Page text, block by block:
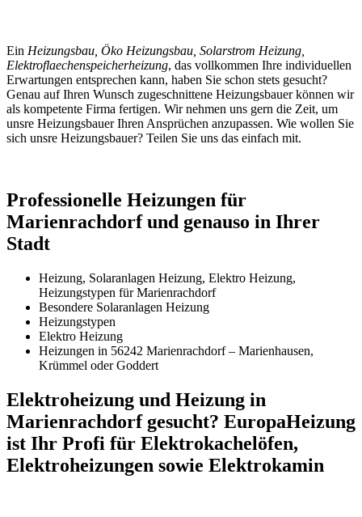
Ein Heizungsbau, Öko Heizungsbau, Solarstrom Heizung,
Elektroflaechenspeicherheizung, das vollkommen Ihre individuellen
Erwartungen entsprechen kann, haben Sie schon stets gesucht?
Genau auf Ihren Wunsch zugeschnittene Heizungsbauer können wir
als kompetente Firma fertigen. Wir nehmen uns gern die Zeit, um
unsre Heizungsbauer Ihren Ansprüchen anzupassen. Wie wollen Sie
sich unsre Heizungsbauer? Teilen Sie uns das einfach mit.
Professionelle Heizungen für
Marienrachdorf und genauso in Ihrer
Stadt
Heizung, Solaranlagen Heizung, Elektro Heizung,
Heizungstypen für Marienrachdorf
Besondere Solaranlagen Heizung
Heizungstypen
Elektro Heizung
Heizungen in 56242 Marienrachdorf – Marienhausen,
Krümmel oder Goddert
Elektroheizung und Heizung in
Marienrachdorf gesucht? EuropaHeizung
ist Ihr Profi für Elektrokachelöfen,
Elektroheizungen sowie Elektrokamin